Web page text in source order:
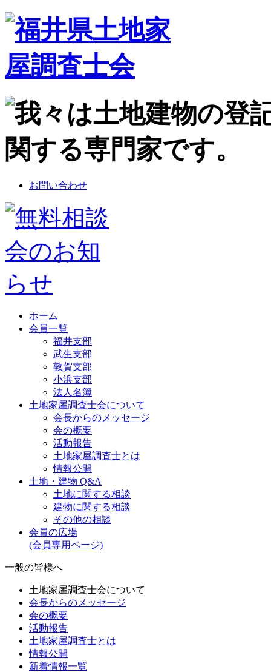
お問い合わせ
ホーム
会員一覧
福井支部
武生支部
敦賀支部
小浜支部
法人名簿
土地家屋調査士会について
会長からのメッセージ
会の概要
活動報告
土地家屋調査士とは
情報公開
土地・建物 Q&A
土地に関する相談
建物に関する相談
その他の相談
会員の広場
(会員専用ページ)
一般の皆様へ
土地家屋調査士会について
会長からのメッセージ
会の概要
活動報告
土地家屋調査士とは
情報公開
新着情報一覧